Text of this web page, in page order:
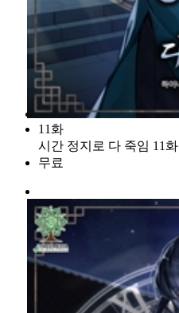
11화
시간 정지로 다 죽임 11화
무료